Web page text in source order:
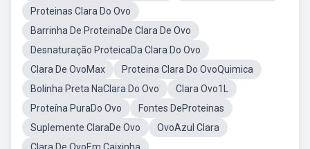
Proteinas Clara Do Ovo
Barrinha De ProteinaDe Clara De Ovo
Desnaturação ProteicaDa Clara Do Ovo
Clara De OvoMax
Proteina Clara Do OvoQuimica
Bolinha Preta NaClara Do Ovo
Clara Ovo1L
Proteína PuraDo Ovo
Fontes DeProteinas
Suplemente ClaraDe Ovo
OvoAzul Clara